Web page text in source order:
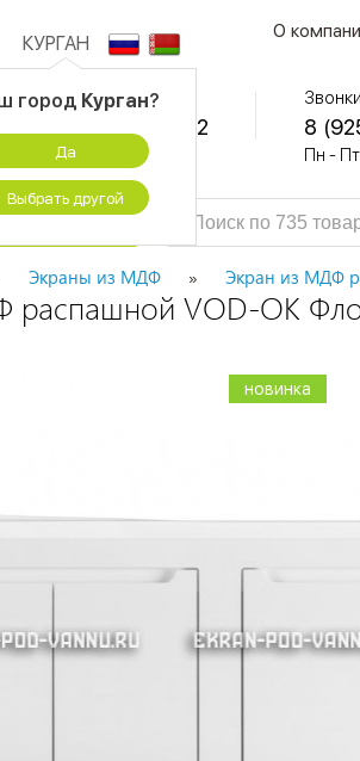
КУРГАН
город Курган?
Да
Выбрать другой
О
Контактный центр:
8 (495) 500-96-52
временно не работаем
8
Пн -
Экраны из МДФ Экран из МДФ
распашной VOD-OK
новинка
новинка
новинка